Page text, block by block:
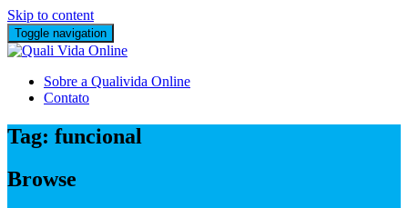
Skip to content
Toggle navigation
Sobre a Qualivida Online
Contato
Tag: funcional
Browse